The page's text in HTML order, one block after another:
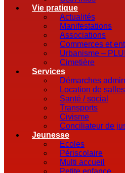
Vie pratique
Actualités
Manifestations
Associations
Commerces et
Urbanisme – PLUI
Cimetière
Services
Démarches
Location de salles
Santé / social
Transports
Civisme
Conciliateur de
Jeunesse
Ecoles
Périscolaire
Multi accueil
Petite enfance